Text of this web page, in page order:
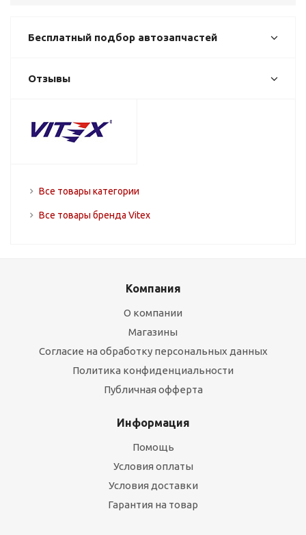
Бесплатный подбор автозапчастей
Отзывы
Все товары категории
Все товары бренда Vitex
Компания
О компании
Магазины
Согласие на обработку персональных данных
Политика конфиденциальности
Публичная офферта
Информация
Помощь
Условия оплаты
Условия доставки
Гарантия на товар